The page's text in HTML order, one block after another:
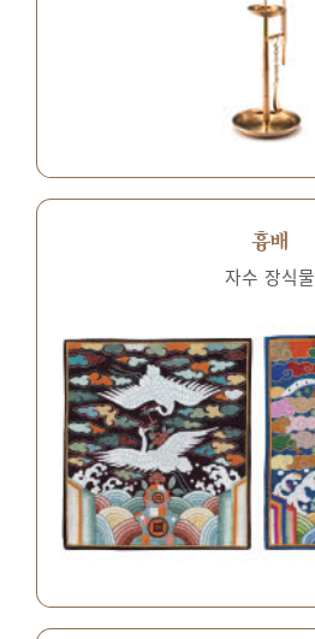
흉배
자수 장식물